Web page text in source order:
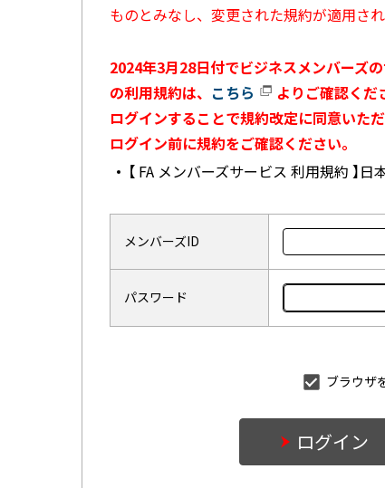
ものとみなし、変更された規約が適用さ
2024年3月28日付でビジネスメンバーズ
の利用規約は、 こちら
よりご確認くだ
ログインすることで規約改定に同意いた
ログイン前に規約をご確認ください。
【 FA メンバーズサービス 利用規約 】
メンバーズID
パスワード
ブラウザ
ログイン